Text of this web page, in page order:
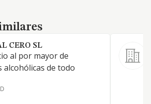
CERO SL
al por mayor de
alcohólicas de todo